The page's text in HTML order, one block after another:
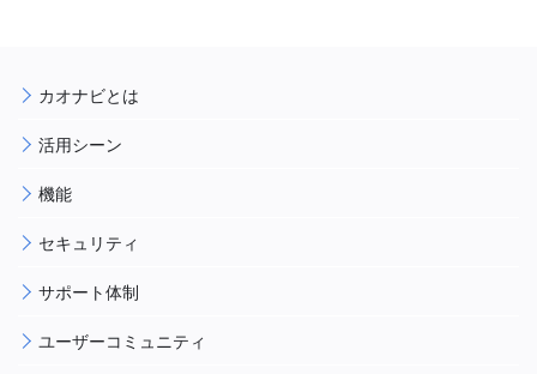
カオナビとは
活用シーン
機能
セキュリティ
サポート体制
ユーザーコミュニティ